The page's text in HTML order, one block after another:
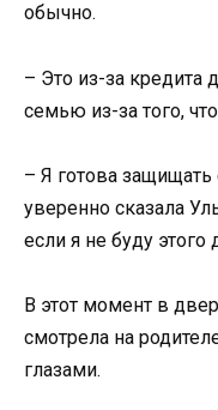
обычно.
– Это из-за кредита
семью из-за того,
– Я готова
уверенно сказала
если я не буду этого
В этот момент в
смотрела на
глазами.